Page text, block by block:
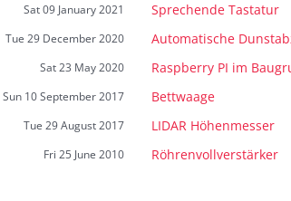
Sat 09 January 2021 Sprechende Tastatur
Tue 29 December 2020 Automatische
Sat 23 May 2020 Raspberry PI im
Sun 10 September 2017 Bettwaage
Tue 29 August 2017 LIDAR Höhenmesser
Fri 25 June 2010 Röhrenvollverstärker